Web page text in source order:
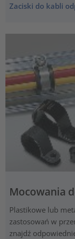
Zaciski do kabli
Mocowania
Plastikowe lub
zastosowań w
znajdź